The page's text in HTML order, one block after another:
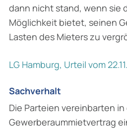
dann nicht stand, wenn sie
Möglichkeit bietet, seinen
Lasten des Mieters zu
LG Hamburg, Urteil vom
Sachverhalt
Die Parteien vereinbarten
Gewerberaummietvertrag